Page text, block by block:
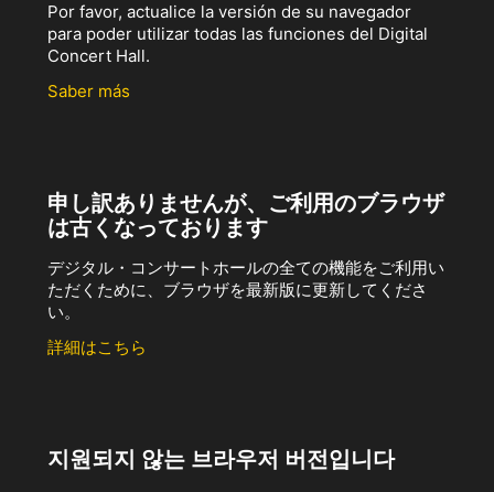
Por favor, actualice la versión de su navegador
para poder utilizar todas las funciones del Digital
Concert Hall.
Saber más
申し訳ありませんが、ご利用のブラウザ
は古くなっております
デジタル・コンサートホールの全ての機能をご利用い
ただくために、ブラウザを最新版に更新してくださ
い。
詳細はこちら
지원되지 않는 브라우저 버전입니다